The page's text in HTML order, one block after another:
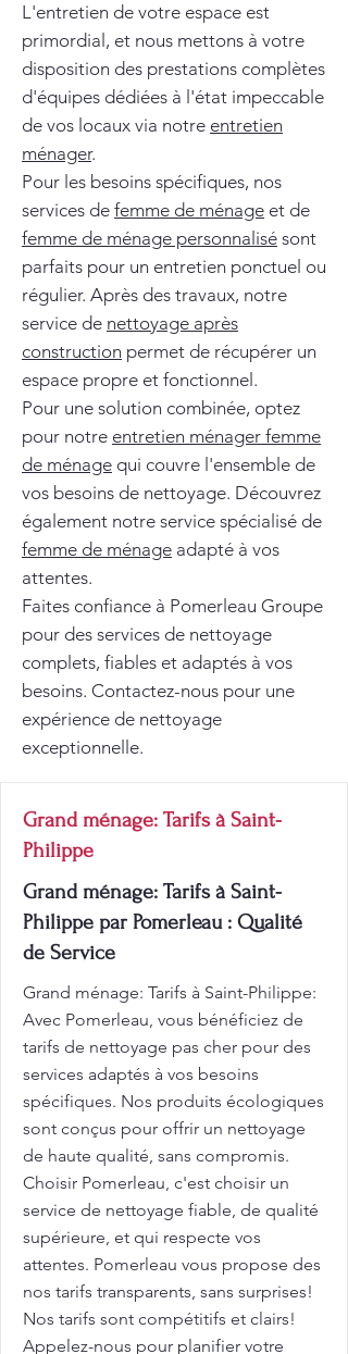
L'entretien de votre espace est
primordial, et nous mettons à votre
disposition des prestations complètes
d'équipes dédiées à l'état impeccable
de vos locaux via notre entretien
ménager.
Pour les besoins spécifiques, nos
services de femme de ménage et de
femme de ménage personnalisé sont
parfaits pour un entretien ponctuel ou
régulier. Après des travaux, notre
service de nettoyage après
construction permet de récupérer un
espace propre et fonctionnel.
Pour une solution combinée, optez
pour notre entretien ménager femme
de ménage qui couvre l'ensemble de
vos besoins de nettoyage. Découvrez
également notre service spécialisé de
femme de ménage adapté à vos
attentes.
Faites confiance à Pomerleau Groupe
pour des services de nettoyage
complets, fiables et adaptés à vos
besoins. Contactez-nous pour une
expérience de nettoyage
exceptionnelle.
Grand ménage: Tarifs à Saint-
Philippe
Grand ménage: Tarifs à Saint-
Philippe par Pomerleau : Qualité
de Service
Grand ménage: Tarifs à Saint-Philippe:
Avec Pomerleau, vous bénéficiez de
tarifs de nettoyage pas cher pour des
services adaptés à vos besoins
spécifiques. Nos produits écologiques
sont conçus pour offrir un nettoyage
de haute qualité, sans compromis.
Choisir Pomerleau, c'est choisir un
service de nettoyage fiable, de qualité
supérieure, et qui respecte vos
attentes. Pomerleau vous propose des
nos tarifs transparents, sans surprises!
Nos tarifs sont compétitifs et clairs!
Appelez-nous pour planifier votre